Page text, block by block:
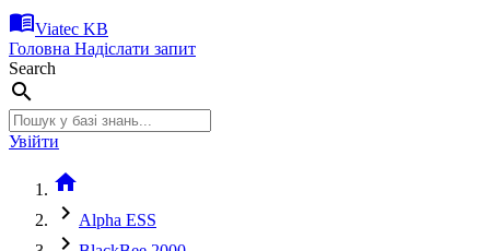
menu_bookViatec KB
Головна Надіслати запит
Search
search
Увійти
home
chevron_right Alpha ESS
chevron_right